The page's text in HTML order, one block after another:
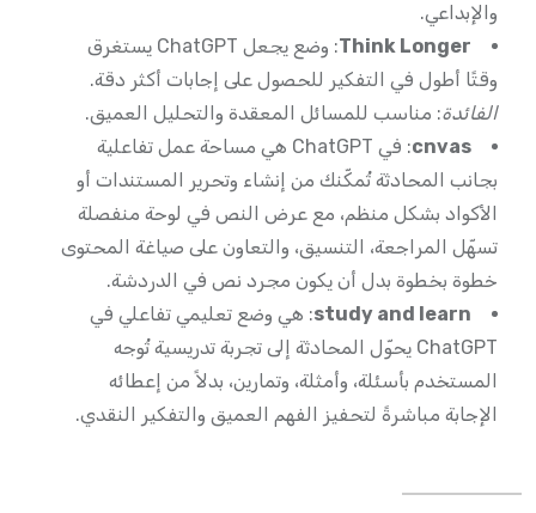
والإبداعي.
Think Longer
: وضع يجعل ChatGPT يستغرق
وقتًا أطول في التفكير للحصول على إجابات أكثر دقة.
الفائدة: مناسب للمسائل المعقدة والتحليل العميق.
cnvas
: في ChatGPT هي مساحة عمل تفاعلية
بجانب المحادثة تُمكّنك من إنشاء وتحرير المستندات أو
الأكواد بشكل منظم، مع عرض النص في لوحة منفصلة
تسهّل المراجعة، التنسيق، والتعاون على صياغة المحتوى
خطوة بخطوة بدل أن يكون مجرد نص في الدردشة.
study and learn: هي وضع تعليمي تفاعلي في
ChatGPT يحوّل المحادثة إلى تجربة تدريسية تُوجه
المستخدم بأسئلة، وأمثلة، وتمارين، بدلاً من إعطائه
الإجابة مباشرةً لتحفيز الفهم العميق والتفكير النقدي.